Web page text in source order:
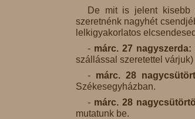
De mit is jelent kisebb
szeretnénk nagyhét
lelkigyakorlatos
- márc. 27 nagyszerda:
szállással szeretettel várjuk)
- márc. 28
Székesegyházban.
- márc. 28
mutatunk be.